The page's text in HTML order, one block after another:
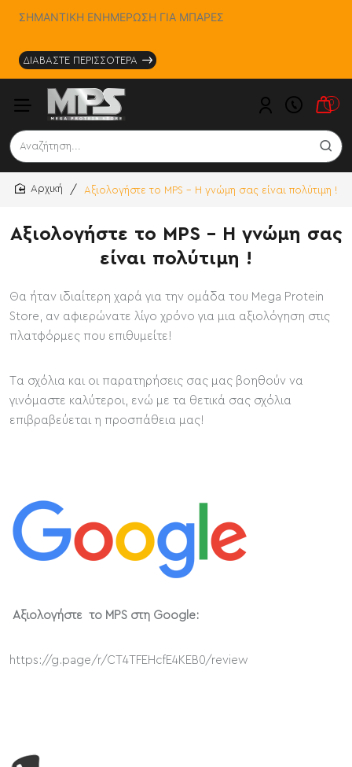
ΣΗΜΑΝΤΙΚΗ ΕΝΗΜΕΡΩΣΗ ΓΙΑ ΜΠΑΡΕΣ
ΔΙΑΒΑΣΤΕ ΠΕΡΙΣΣΟΤΕΡΑ
0
Αναζήτηση...
Αξιολογήστε το MPS - Η γνώμη σας
είναι πολύτιμη !
Αξιολογήστε το MPS - Η γνώμη σας είναι πολύτιμη !
Θα ήταν ιδιαίτερη χαρά για την ομάδα του Mega Protein
Store, αν αφιερώνατε λίγο χρόνο για μια αξιολόγηση στις
πλατφόρμες που επιθυμείτε!
Tα σχόλια και οι παρατηρήσεις σας μας βοηθούν να
γινόμαστε καλύτεροι, ενώ με τα θετικά σας σχόλια
επιβραβεύεται η προσπάθεια μας!
Αξιολογήστε το MPS στη Google:
https://g.page/r/CT4TFEHcfE4KEB0/review